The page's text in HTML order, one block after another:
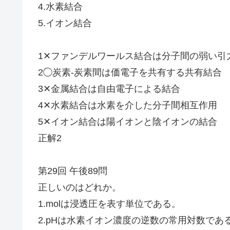
4.水素結合
5.イオン結合
1✕ファンデルワールス結合は分子間の弱い引
2◯炭素-炭素間は価電子を共有する共有結合
3✕金属結合は自由電子による結合
4✕水素結合は水素を介した分子間相互作用
5✕イオン結合は陽イオンと陰イオンの結合
正解2
第29回 午後89問
正しいのはどれか。
1.molは浸透圧を表す単位である。
2.pHは水素イオン濃度の逆数の常用対数であ